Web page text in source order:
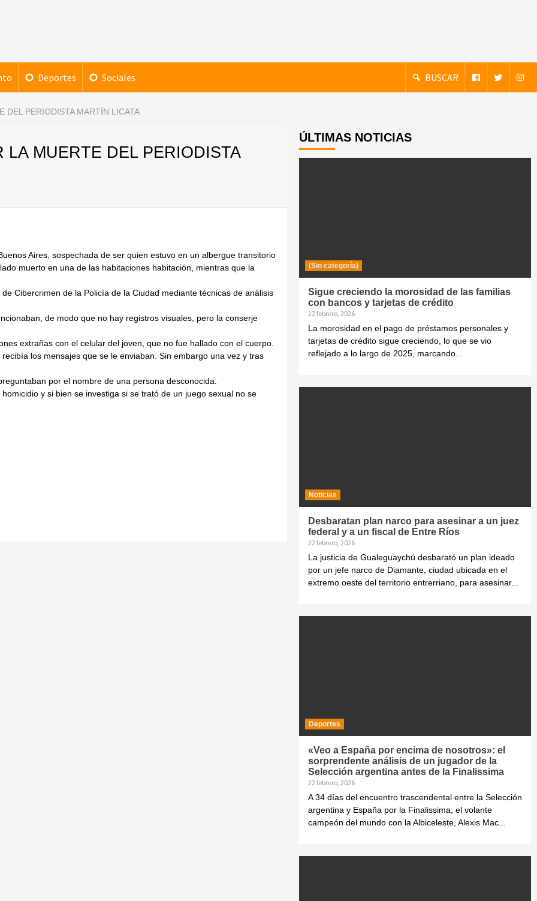
Deportes Sociales BUSCAR
DEL PERIODISTA MARTÍN LICATA
MUERTE DEL PERIODISTA
Aires, sospechada de ser quien estuvo en un albergue transitorio
muerto en una de las habitaciones habitación, mientras que la
Cibercrimen de la Policía de la Ciudad mediante técnicas de análisis
de modo que no hay registros visuales, pero la conserje
extrañas con el celular del joven, que no fue hallado con el cuerpo.
los mensajes que se le enviaban. Sin embargo una vez y tras
por el nombre de una persona desconocida.
y si bien se investiga si se trató de un juego sexual no se
ÚLTIMAS NOTICIAS
(Sin categoría)
Sigue creciendo la morosidad de las familias
con bancos y tarjetas de crédito
22 febrero, 2026
La morosidad en el pago de préstamos personales y
tarjetas de crédito sigue creciendo, lo que se vio
reflejado a lo largo de 2025, marcando...
Noticias
Desbaratan plan narco para asesinar a un juez
federal y a un fiscal de Entre Ríos
22 febrero, 2026
La justicia de Gualeguaychú desbarató un plan ideado
por un jefe narco de Diamante, ciudad ubicada en el
extremo oeste del territorio entrerriano, para asesinar...
Deportes
«Veo a España por encima de nosotros»: el
sorprendente análisis de un jugador de la
Selección argentina antes de la Finalissima
22 febrero, 2026
A 34 días del encuentro trascendental entre la Selección
argentina y España por la Finalissima, el volante
campeón del mundo con la Albiceleste, Alexis Mac...